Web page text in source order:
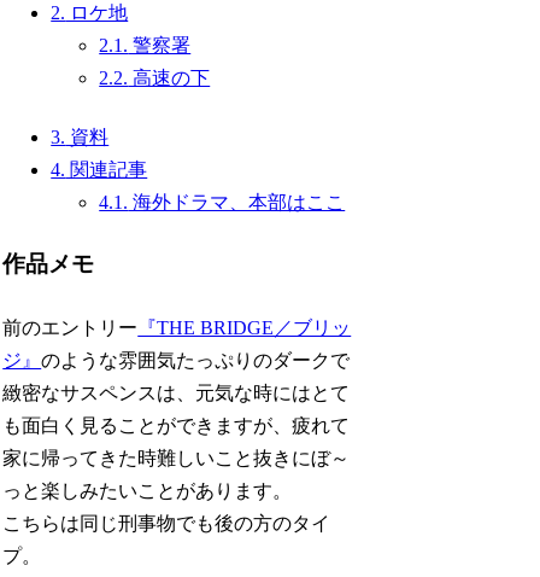
2. ロケ地
2.1. 警察署
2.2. 高速の下
3. 資料
4. 関連記事
4.1. 海外ドラマ、本部はここ
作品メモ
前のエントリー 『THE BRIDGE／ブリッ
ジ』のような雰囲気たっぷりのダークで
緻密なサスペンスは、元気な時にはとて
も面白く見ることができますが、疲れて
家に帰ってきた時難しいこと抜きにぼ～
っと楽しみたいことがあります。
こちらは同じ刑事物でも後の方のタイ
プ。